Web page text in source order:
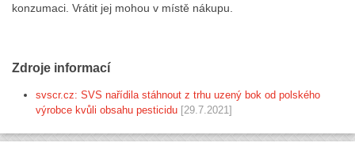
konzumaci. Vrátit jej mohou v místě nákupu.
Zdroje informací
svscr.cz: SVS nařídila stáhnout z trhu uzený bok od polského
výrobce kvůli obsahu pesticidu [29.7.2021]